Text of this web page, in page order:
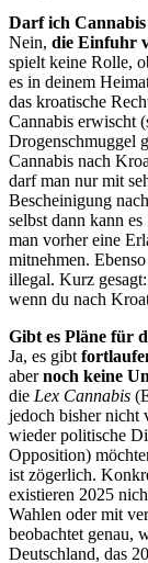
Darf ich
Nein, die Einfuhr
spielt keine Rolle,
es in deinem
das kroatische
Cannabis erwischt
Drogenschmuggel
Cannabis nach
darf man nur mit
Bescheinigung
selbst dann kann
man vorher eine
mitnehmen.
illegal. Kurz
wenn du nach
Gibt es Pläne für
Ja, es gibt
abernoch keine
die Lex Cannabis
jedoch bisher nicht
wieder politische
Opposition)
ist zögerlich.
existieren 2025
Wahlen oder mit
beobachtet genau,
Deutschland, das